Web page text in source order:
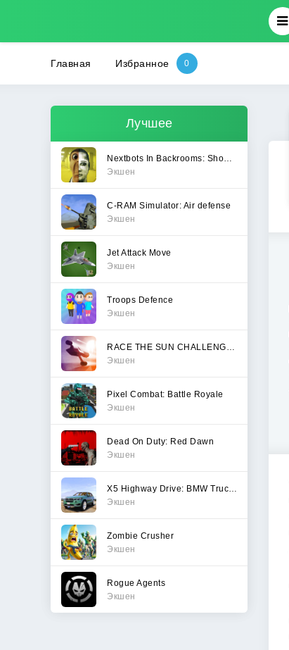
Главная Избранное
Лучшее
Экшен
C-RAM Simulator: Air defense
Экшен
Jet Attack Move
Экшен
Troops Defence
Экшен
Экшен
Pixel Combat: Battle Royale
Экшен
Dead On Duty: Red Dawn
Экшен
Экшен
Zombie Crusher
Экшен
Rogue Agents
Экшен